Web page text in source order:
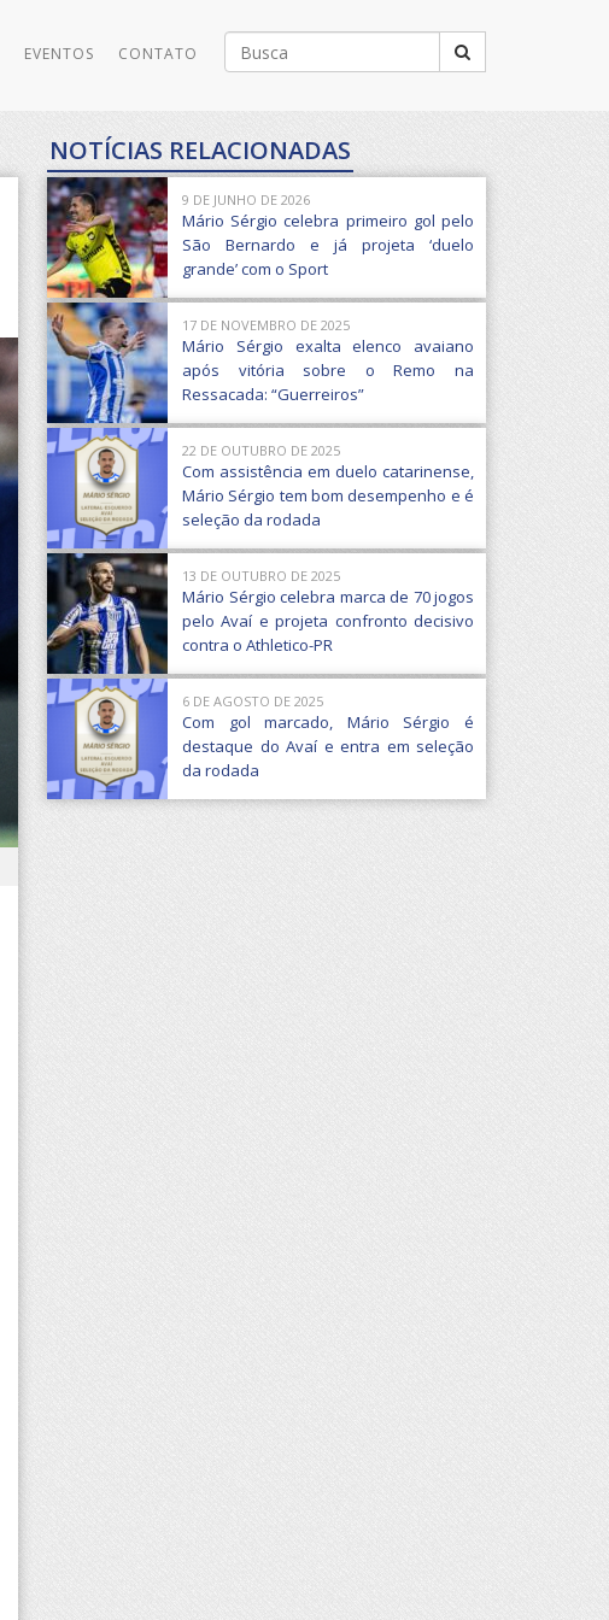
Buscar
por:
EVENTOS CONTATO
NOTÍCIAS RELACIONADAS
9 DE JUNHO DE 2026
Mário Sérgio celebra primeiro gol pelo
São Bernardo e já projeta ‘duelo
grande’ com o Sport
17 DE NOVEMBRO DE 2025
Mário Sérgio exalta elenco avaiano
após vitória sobre o Remo na
Ressacada: “Guerreiros”
22 DE OUTUBRO DE 2025
Com assistência em duelo catarinense,
Mário Sérgio tem bom desempenho e é
seleção da rodada
13 DE OUTUBRO DE 2025
Mário Sérgio celebra marca de 70 jogos
pelo Avaí e projeta confronto decisivo
contra o Athletico-PR
6 DE AGOSTO DE 2025
Com gol marcado, Mário Sérgio é
destaque do Avaí e entra em seleção
da rodada